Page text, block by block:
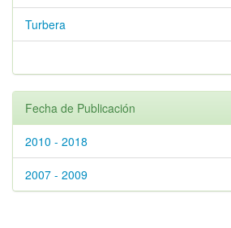
Turbera
Fecha de Publicación
2010 - 2018
2007 - 2009